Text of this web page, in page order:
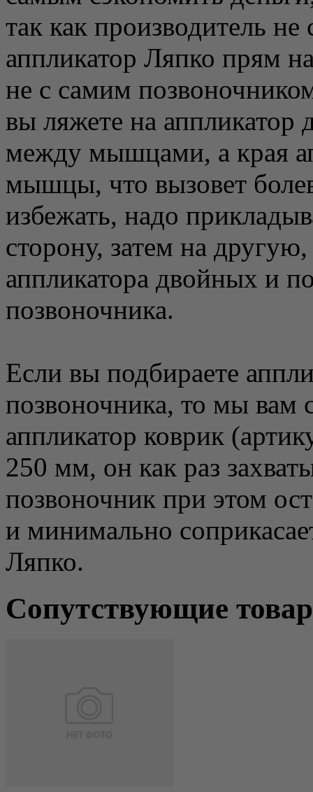
так как производитель не
аппликатор Ляпко прям
не с самим
вы ляжете на аппликатор
между мышцами, а края
мышцы, что вызовет
избежать, надо
сторону, затем на
аппликатора двойных и
позвоночника.
Если вы подбираете
позвоночника, то мы вам
аппликатор коврик
250 мм, он как раз
позвоночник при этом
и минимально
Ляпко.
Сопутствующие